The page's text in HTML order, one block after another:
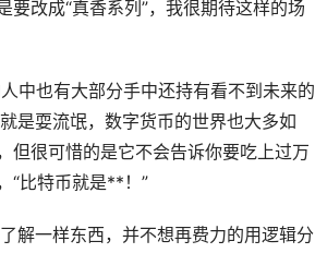
改成“真香系列”，我很期待这样的场
中也有大部分手中还持有看不到未来的
是耍流氓，数字货币的世界也大多如
但很可惜的是它不会告诉你要吃上过万
“比特币就是**！”
解一样东西，并不想再费力的用逻辑分